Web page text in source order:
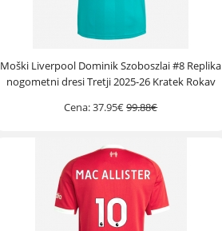
Moški Liverpool Dominik Szoboszlai #8 Replika
nogometni dresi Tretji 2025-26 Kratek Rokav
Cena:37.95€99.88€